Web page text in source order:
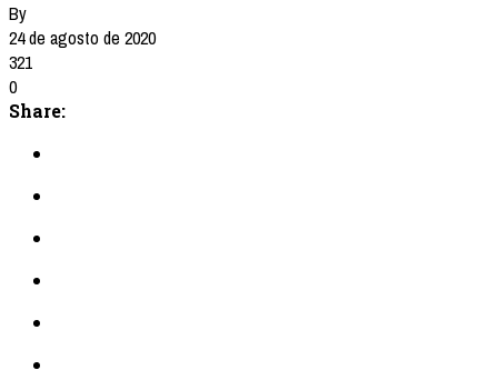
By
24 de agosto de 2020
321
0
Share: